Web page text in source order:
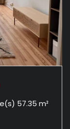
Appartement 3 pièce(s) 2 chambre(s) 57.35 m²